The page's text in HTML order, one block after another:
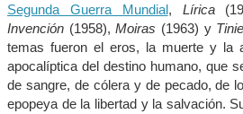
Segunda Guerra Mundial, Lírica
Invención (1958),Moiras (1963) y
temas fueron el eros, la muerte y la
apocalíptica del destino humano, que
de sangre, de cólera y de pecado, de
epopeya de la libertad y la salvación.